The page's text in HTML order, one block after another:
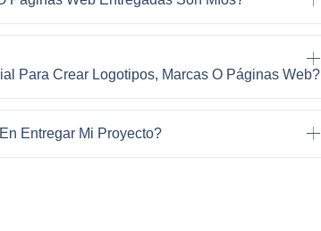
Para Crear Logotipos, Marcas O Páginas Web?
Entregar Mi Proyecto?